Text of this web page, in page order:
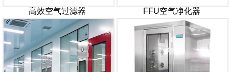
高效空气过滤器 FFU空气净化器